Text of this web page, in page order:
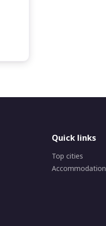
Quick links
Top cities
Accommodation